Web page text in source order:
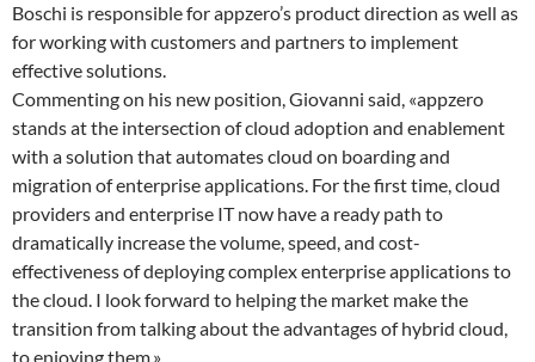
Boschi is responsible for appzero’s product direction as well as
for working with customers and partners to implement
effective solutions.
Commenting on his new position, Giovanni said, «appzero
stands at the intersection of cloud adoption and enablement
with a solution that automates cloud on boarding and
migration of enterprise applications. For the first time, cloud
providers and enterprise IT now have a ready path to
dramatically increase the volume, speed, and cost-
effectiveness of deploying complex enterprise applications to
the cloud. I look forward to helping the market make the
transition from talking about the advantages of hybrid cloud,
to enjoying them.»